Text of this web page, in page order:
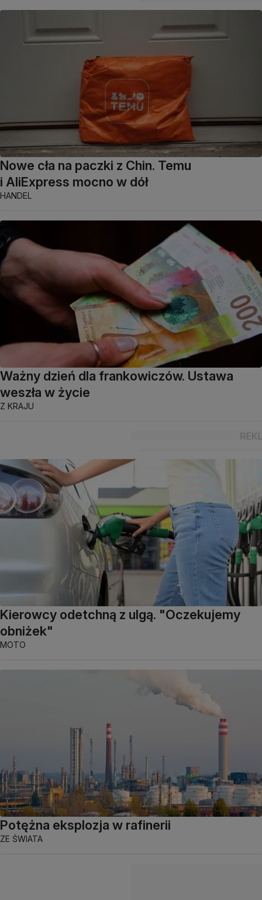
Nowe cła na paczki z Chin. Temu
i AliExpress mocno w dół
HANDEL
Ważny dzień dla frankowiczów. Ustawa
weszła w życie
Z KRAJU
Kierowcy odetchną z ulgą. "Oczekujemy
obniżek"
MOTO
Potężna eksplozja w rafinerii
ZE ŚWIATA